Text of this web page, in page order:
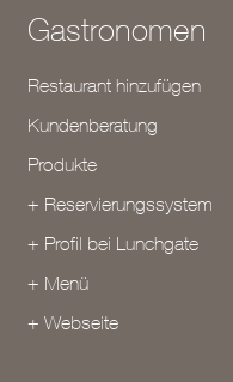
Gastronomen
Restaurant hinzufügen
Kundenberatung
Produkte
+ Reservierungssystem
+ Profil bei Lunchgate
+ Menü
+ Webseite